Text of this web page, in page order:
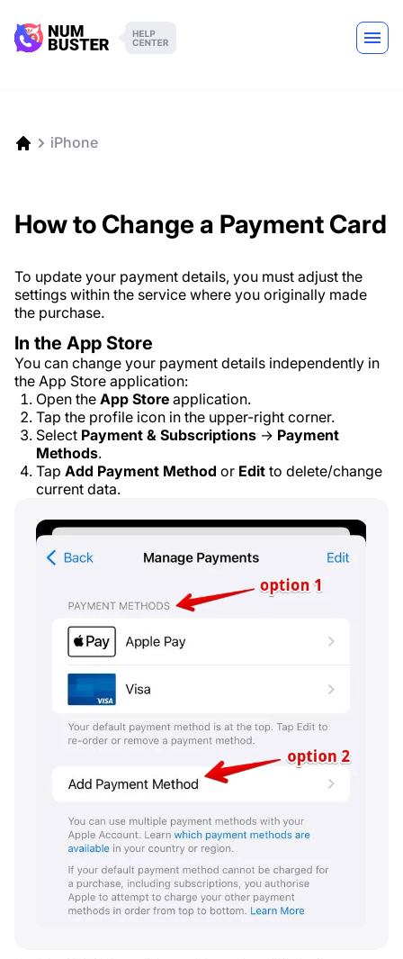
iPhone
How to Change a Payment Card
To update your payment details, you must adjust the
settings within the service where you originally made
the purchase.
In the App Store
You can change your payment details independently in
the App Store application:
Open the App Store application.
Tap the profile icon in the upper-right corner.
Select Payment & Subscriptions → Payment
Methods.
Tap Add Payment Method or Edit to delete/change
current data.